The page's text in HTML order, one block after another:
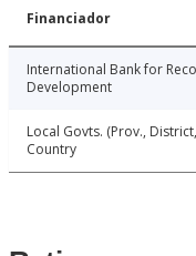
Financiador
International Bank for
Development
Local Govts. (Prov.,
Country